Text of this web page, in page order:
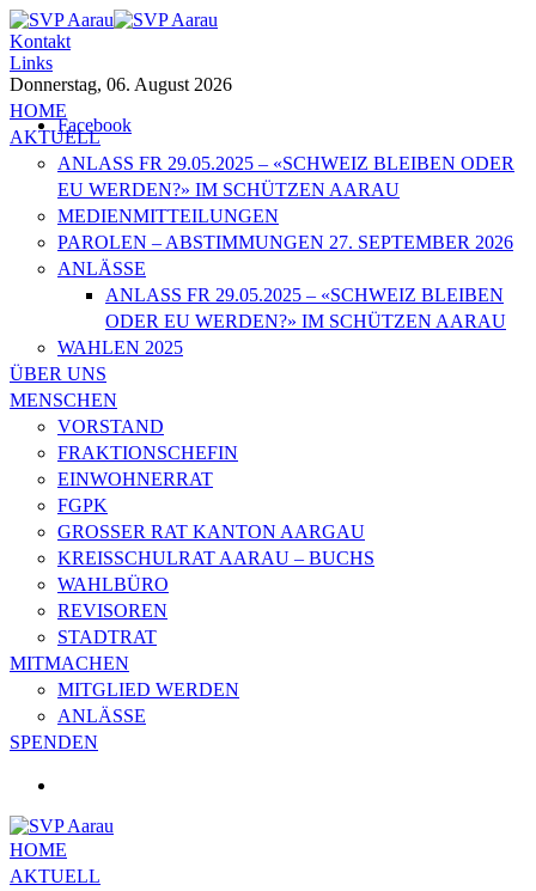
Kontakt
Links
Donnerstag, 06. August 2026
Facebook
HOME
AKTUELL
ANLASS FR 29.05.2025 – «SCHWEIZ BLEIBEN ODER
EU WERDEN?» IM SCHÜTZEN AARAU
MEDIENMITTEILUNGEN
PAROLEN – ABSTIMMUNGEN 27. SEPTEMBER 2026
ANLÄSSE
ANLASS FR 29.05.2025 – «SCHWEIZ BLEIBEN
ODER EU WERDEN?» IM SCHÜTZEN AARAU
WAHLEN 2025
ÜBER UNS
MENSCHEN
VORSTAND
FRAKTIONSCHEFIN
EINWOHNERRAT
FGPK
GROSSER RAT KANTON AARGAU
KREISSCHULRAT AARAU – BUCHS
WAHLBÜRO
REVISOREN
STADTRAT
MITMACHEN
MITGLIED WERDEN
ANLÄSSE
SPENDEN
HOME
AKTUELL